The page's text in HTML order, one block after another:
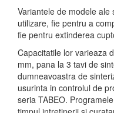
Variantele de modele ale
utilizare, fie pentru a
fie pentru extinderea
Capacitatile lor varieaza
mm, pana la 3 tavi de
dumneavoastra de
usurinta in controlul de
seria TABEO.